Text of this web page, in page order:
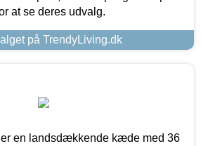
at se deres udvalg.
på TrendyLiving.dk
er en landsdækkende kæde med 36